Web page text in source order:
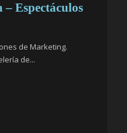
– Espectáculos
de Marketing.
de...